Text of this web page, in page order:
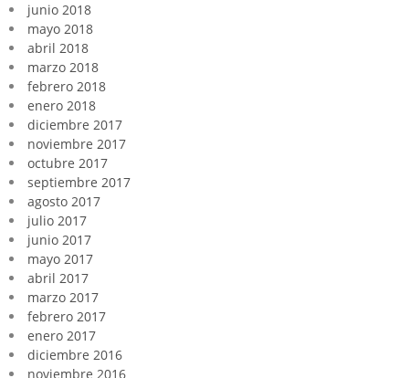
junio 2018
mayo 2018
abril 2018
marzo 2018
febrero 2018
enero 2018
diciembre 2017
noviembre 2017
octubre 2017
septiembre 2017
agosto 2017
julio 2017
junio 2017
mayo 2017
abril 2017
marzo 2017
febrero 2017
enero 2017
diciembre 2016
noviembre 2016